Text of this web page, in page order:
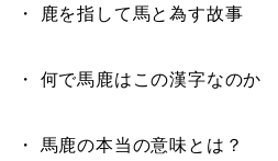
・ 鹿を指して馬と為す故事
・ 何で馬鹿はこの漢字なのか
・ 馬鹿の本当の意味とは？